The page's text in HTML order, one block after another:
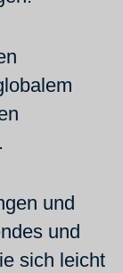
und
und
sich leicht